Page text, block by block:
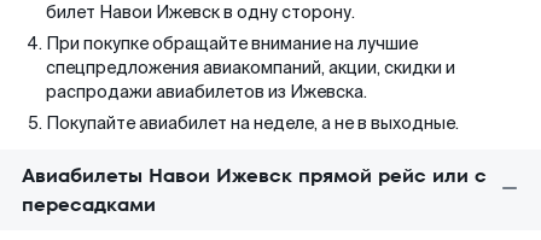
билет Навои Ижевск в одну сторону.
При покупке обращайте внимание на лучшие
спецпредложения авиакомпаний, акции, скидки и
распродажи авиабилетов из Ижевска.
Покупайте авиабилет на неделе, а не в выходные.
Авиабилеты Навои Ижевск прямой рейс или с
пересадками